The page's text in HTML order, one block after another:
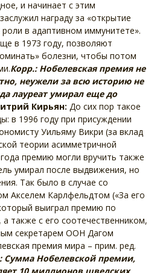
и начинает с этим
награду за «открытие
в адаптивном иммунитете».
в 1973 году, позволяют
болезни, чтобы потом
Корр.: Нобелевская премия не
неужели за всю историю не
лауреат умирал еще до
Кирьян: До сих пор такое
в 1996 году при присуждении
Уильяму Викри (за вклад
теории асимметричной
премию могли вручить также
умирал после выдвижения, но
Так было в случае со
Акселем Карлфельдтом («За его
выиграл премию по
а также с его соотечественником,
секретарем ООН Дагом
премия мира – прим. ред.
Сумма Нобелевской премии,